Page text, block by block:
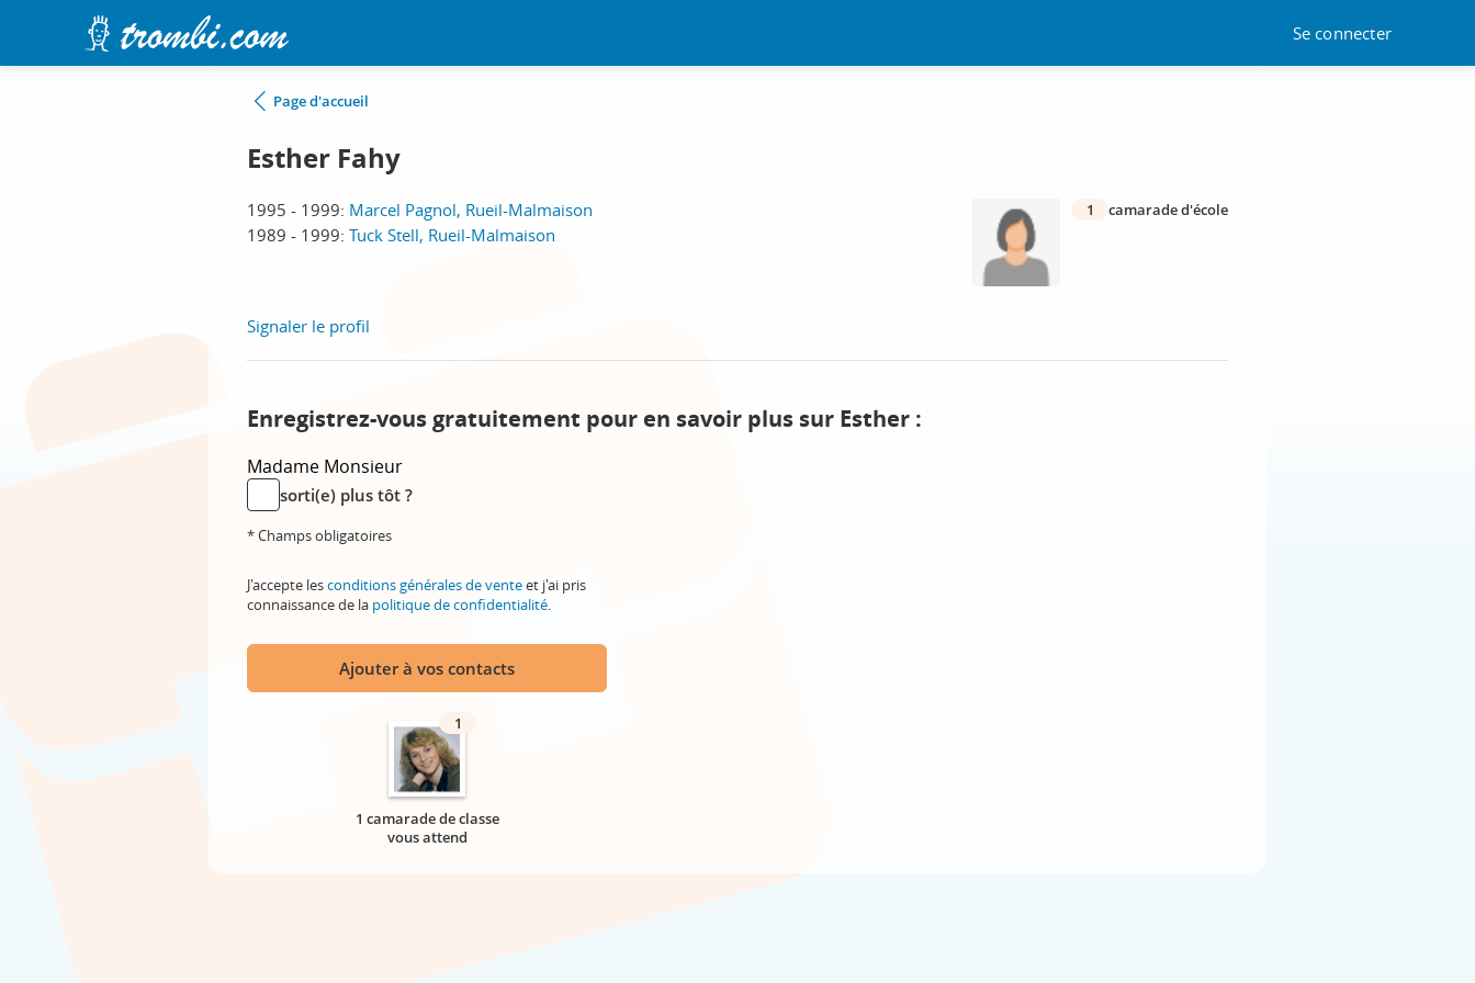
Se connecter
Page d'accueil
Esther Fahy
1995 - 1999: Marcel Pagnol, Rueil-Malmaison
1989 - 1999: Tuck Stell, Rueil-Malmaison
1 camarade d'école
Signaler le profil
Enregistrez-vous gratuitement pour en savoir plus sur Esther :
Madame Monsieur
sorti(e) plus tôt ?
* Champs obligatoires
J'accepte lesconditions générales de venteet j'ai pris
connaissance de la politique de confidentialité.
Ajouter à vos contacts
1
1 camarade de classe
vous attend